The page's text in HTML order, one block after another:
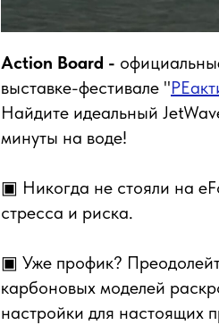
Action Board -
выставке-фестивале "
Найдите идеальный
минуты на воде!
▣ Никогда не стояли на
стресса и риска.
▣ Уже профик?
карбоновых моделей
настройки для настоящих